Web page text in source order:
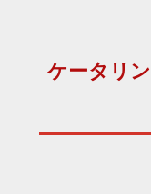
ケータリ